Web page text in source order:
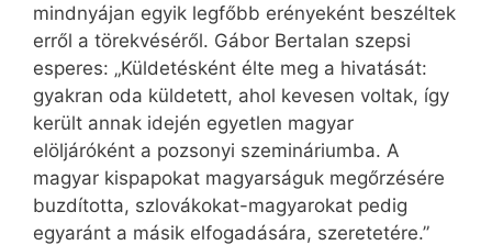
mindnyájan egyik legfőbb erényeként beszéltek
erről a törekvéséről. Gábor Bertalan szepsi
esperes: „Küldetésként élte meg a hivatását:
gyakran oda küldetett, ahol kevesen voltak, így
került annak idején egyetlen magyar
elöljáróként a pozsonyi szemináriumba. A
magyar kispapokat magyarságuk megőrzésére
buzdította, szlovákokat-magyarokat pedig
egyaránt a másik elfogadására, szeretetére.”